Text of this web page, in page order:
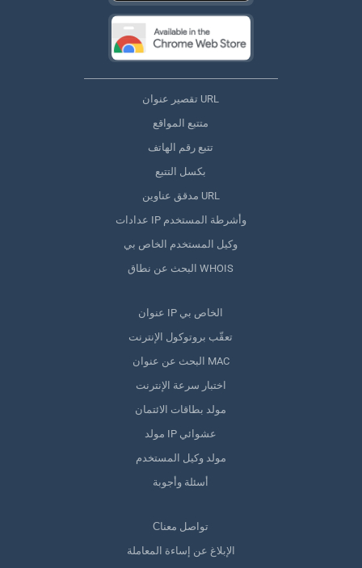
تقصير عنوان URL
متتبع المواقع
تتبع رقم الهاتف
بكسل التتبع
مدقق عناوين URL
عدادات IP وأشرطة المستخدم
وكيل المستخدم الخاص بي
البحث عن نطاق WHOIS
عنوان IP الخاص بي
تعقّب بروتوكول الإنترنت
البحث عن عنوان MAC
اختبار سرعة الإنترنت
مولد بطاقات الائتمان
مولد IP عشوائي
مولد وكيل المستخدم
أسئلة وأجوبة
Сتواصل معنا
الإبلاغ عن إساءة المعاملة